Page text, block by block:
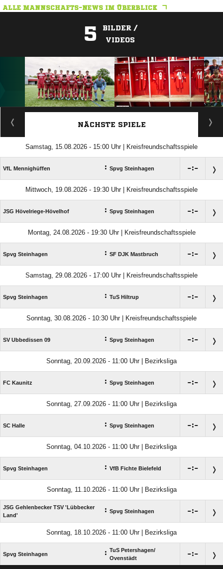
ALLE MANNSCHAFTS-NEWS IM ÜBERBLICK
5
BILDER /
VIDEOS
ANZEIGE
NÄCHSTE SPIELE
Samstag, 15.08.2026 - 15:00 Uhr | Kreisfreundschaftsspiele
VfL Mennighüffen : Spvg Steinhagen :
Mittwoch, 19.08.2026 - 19:30 Uhr | Kreisfreundschaftsspiele
JSG Hövelriege-Hövelhof : Spvg Steinhagen :
Montag, 24.08.2026 - 19:30 Uhr | Kreisfreundschaftsspiele
Spvg Steinhagen : SF DJK Mastbruch :
Samstag, 29.08.2026 - 17:00 Uhr | Kreisfreundschaftsspiele
Spvg Steinhagen : TuS Hiltrup :
Sonntag, 30.08.2026 - 10:30 Uhr | Kreisfreundschaftsspiele
SV Ubbedissen 09 : Spvg Steinhagen :
Sonntag, 20.09.2026 - 11:00 Uhr | Bezirksliga
FC Kaunitz : Spvg Steinhagen :
Sonntag, 27.09.2026 - 11:00 Uhr | Bezirksliga
SC Halle : Spvg Steinhagen :
Sonntag, 04.10.2026 - 11:00 Uhr | Bezirksliga
Spvg Steinhagen : VfB Fichte Bielefeld :
Sonntag, 11.10.2026 - 11:00 Uhr | Bezirksliga
JSG Gehlenbecker TSV 'Lübbecker
Land'
: Spvg Steinhagen :
Sonntag, 18.10.2026 - 11:00 Uhr | Bezirksliga
Spvg Steinhagen : TuS Petershagen/​
Ovenstädt
: